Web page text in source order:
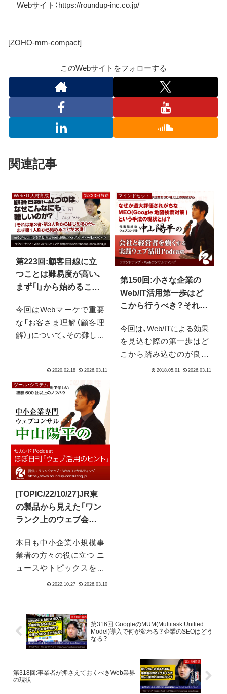
Webサイト：https://roundup-inc.co.jp/
[ZOHO-mm-compact]
このWebサイトをフォローする
関連記事
Web・IT人材育成
第223回:顧客目線に立
つことは難易度が高い、
まず「I」から始めること
今回はWebマーケで重要
な「お客さま理解（顧客理
解）」について、その難しさ
お伝えします。Webの世
界ではペルソナやカスタ
マージャーニーなど、顧客
理解にまつわる様々なや
り方がありますが、それ自
体が難しいか、作れたとし
てもイマイチ活用できな
い物や夢物語になってい
るケースが少なくありま
それは一足飛びに「第三
者」という難しい所にチャ
レンジしているから。そ
の前に、もっと近くの物か
らトレーニングをして行
くことが必要です。
マインドセット
第150回:小さな企業の
Web/IT活用第一歩はど
こから行うべき？それは
今回は、Web/ITによる効果
を見込む際の第一歩はど
こから踏み込むのが良い
か？と言う点についてで
ツール・システム
[TOPIC/22/10/27]JR東
の製品から見えた「ワン
ランク上のウェブ会議
在ワークプレイス）」
本日も中小企業小規模事
業者の方々の役に立つ ニ
ュースやトピックスを紹
介していきたいとおもい
ためにはこういったもの
が必要なんだろう、という
ツール・サービスについて
す。またその中で、今後よ
り一層遠隔ビデオ会議の
第316回:GoogleのMUM(Multitask Unified
Model)導入で何が変わる？企業のSEOはどう
なる？
第318回:事業者が押さえておくべきWeb業界
の現状